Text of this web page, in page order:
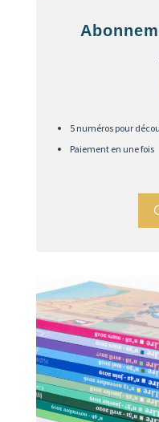
5 numéros pour
Paiement en une fois